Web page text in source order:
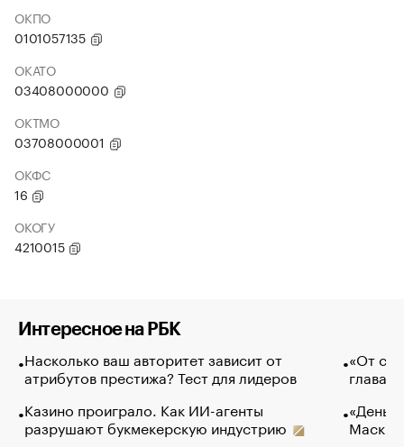
ОКПО
0101057135
ОКАТО
03408000000
ОКТМО
03708000001
ОКФС
16
ОКОГУ
4210015
Интересное на РБК
Насколько ваш авторитет зависит от
атрибутов престижа? Тест для лидеров
Казино проиграло. Как ИИ-агенты
разрушают букмекерскую индустрию
«От
глава
Маск в